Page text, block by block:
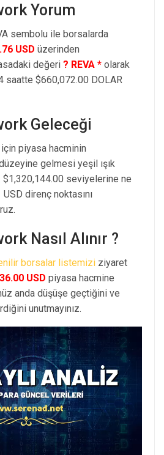
Yorum
sembolu ile borsalarda
USD üzerinden
değeri ? REVA * olarak
saatte $660,072.00 DOLAR
Geleceği
piyasa hacminin
gelmesi yeşil ışık
$1,320,144.00 seviyelerine ne
direnç noktasını
Nasıl Alınır ?
borsalar listemizi ziyaret
USD piyasa hacmine
anda düşüşe geçtiğini ve
unutmayınız.